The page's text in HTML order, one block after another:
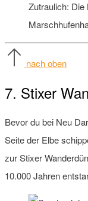
Zutraulich: Die
nach oben
7. Stixer
Bevor du bei Neu
Seite der Elbe
zur Stixer
10.000 Jahren